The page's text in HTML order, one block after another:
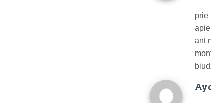
prie
ant